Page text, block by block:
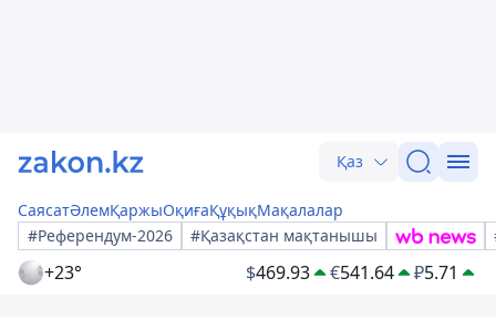
Қаз
СаясатӘлемҚаржыОқиғаҚұқықМақалалар
#Референдум-2026
#Қазақстан мақтанышы
+23° $469.93 €541.64 ₽5.71